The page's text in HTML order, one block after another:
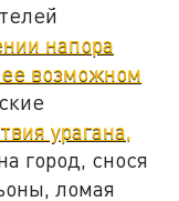
напора
возможном
урагана,
город, снося
ломая